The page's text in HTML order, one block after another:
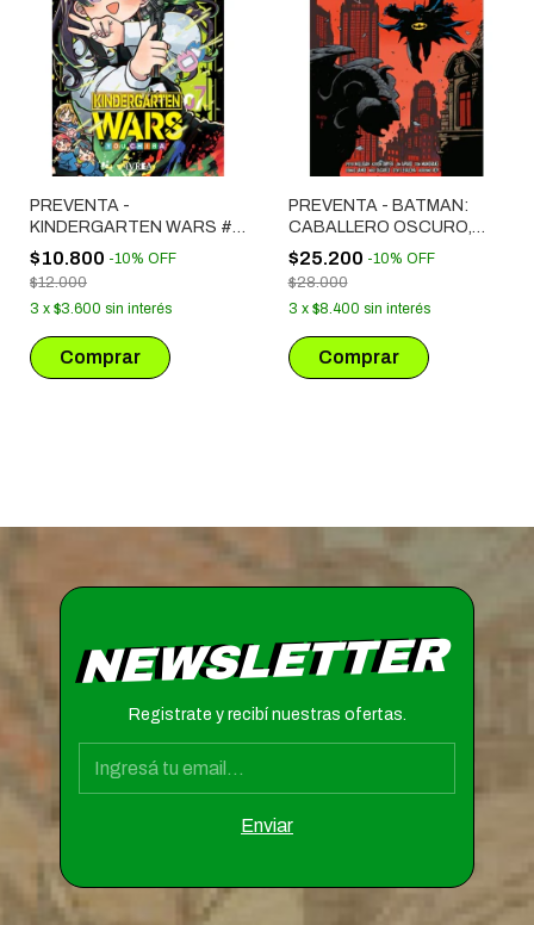
PREVENTA -
KINDERGARTEN WARS #
07
$10.800 -10% OFF
$12.000
3 x $3.600 sin interés
PREVENTA - BATMAN:
CABALLERO OSCURO,
CIUDAD OSCURA
$25.200 -10% OFF
$28.000
3 x $8.400 sin interés
NEWSLETTER
Registrate y recibí nuestras ofertas.